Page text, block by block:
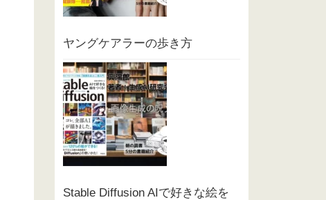
ヤングケアラーの歩き方
Stable Diffusion AIで好きな絵を